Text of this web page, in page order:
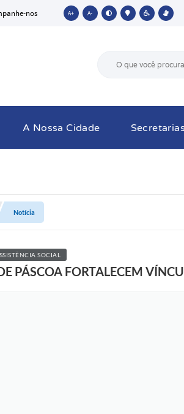
nos A+ A-
A Nossa Cidade Secretarias
Notícia
SOCIAL
PÁSCOA FORTALECEM